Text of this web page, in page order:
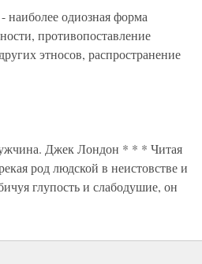
одиозная форма
противопоставление
этносов, распространение
Джек Лондон * * * Читая
род людской в неистовстве и
глупость и слабодушие, он